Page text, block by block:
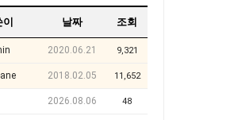
날짜 조회
2020.06.21 9,321
2018.02.05 11,652
2026.08.06 48